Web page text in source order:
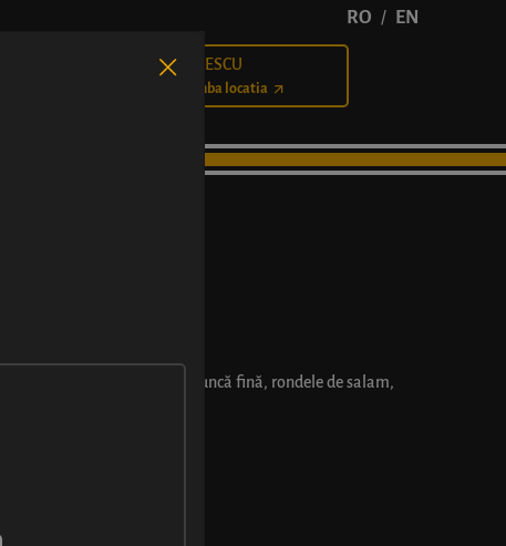
BĂLCESCU
Schimba locatia
RO / EN
bogat de Mozzarella, șuncă fină, rondele de salam,